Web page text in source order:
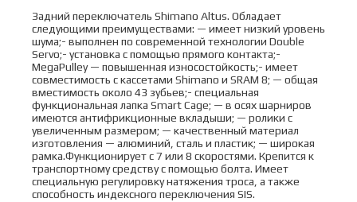
Задний переключатель Shimano Altus. Обладает
следующими преимуществами: — имеет низкий уровень
шума;- выполнен по современной технологии Double
Servo;- установка с помощью прямого контакта;-
MegaPulley — повышенная износостойкость;- имеет
совместимость с кассетами Shimano и SRAM 8; — общая
вместимость около 43 зубьев;- специальная
функциональная лапка Smart Cage; — в осях шарниров
имеются антифрикционные вкладыши; — ролики с
увеличенным размером; — качественный материал
изготовления — алюминий, сталь и пластик; — широкая
рамка.Функционирует с 7 или 8 скоростями. Крепится к
транспортному средству с помощью болта. Имеет
специальную регулировку натяжения троса, а также
способность индексного переключения SIS.